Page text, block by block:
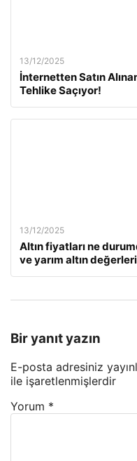
13/12/2025
İnternetten Satın
Tehlike Saçıyor!
13/12/2025
Altın fiyatları ne
ve yarım altın
Bir yanıt yazın
E-posta adresiniz
ile işaretlenmişlerdir
Yorum *